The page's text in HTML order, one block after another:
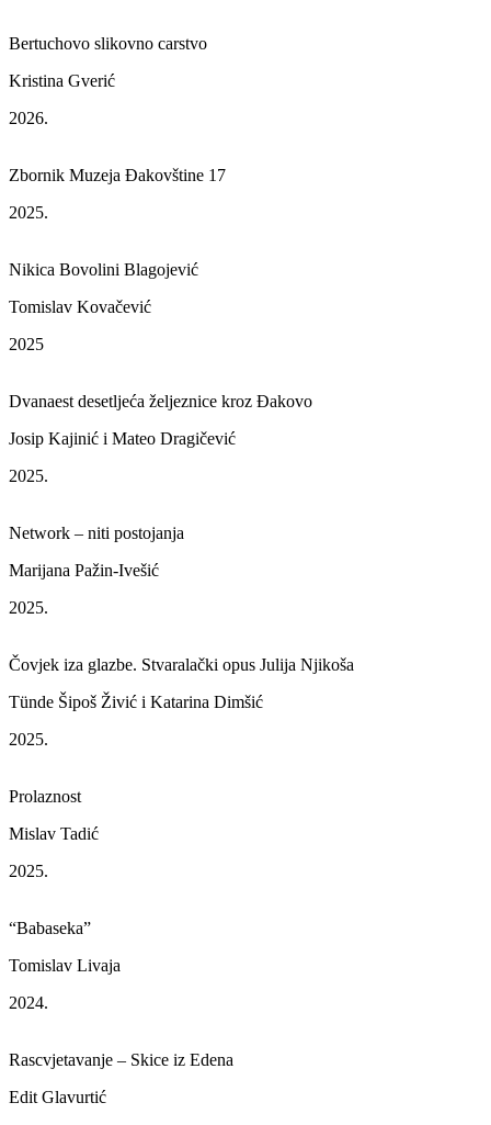
Bertuchovo slikovno carstvo
Kristina Gverić
2026.
Zbornik Muzeja Đakovštine 17
2025.
Nikica Bovolini Blagojević
Tomislav Kovačević
2025
Dvanaest desetljeća željeznice kroz Đakovo
Josip Kajinić i Mateo Dragičević
2025.
Network – niti postojanja
Marijana Pažin-Ivešić
2025.
Čovjek iza glazbe. Stvaralački opus Julija Njikoša
Tünde Šipoš Živić i Katarina Dimšić
2025.
Prolaznost
Mislav Tadić
2025.
“Babaseka”
Tomislav Livaja
2024.
Rascvjetavanje – Skice iz Edena
Edit Glavurtić